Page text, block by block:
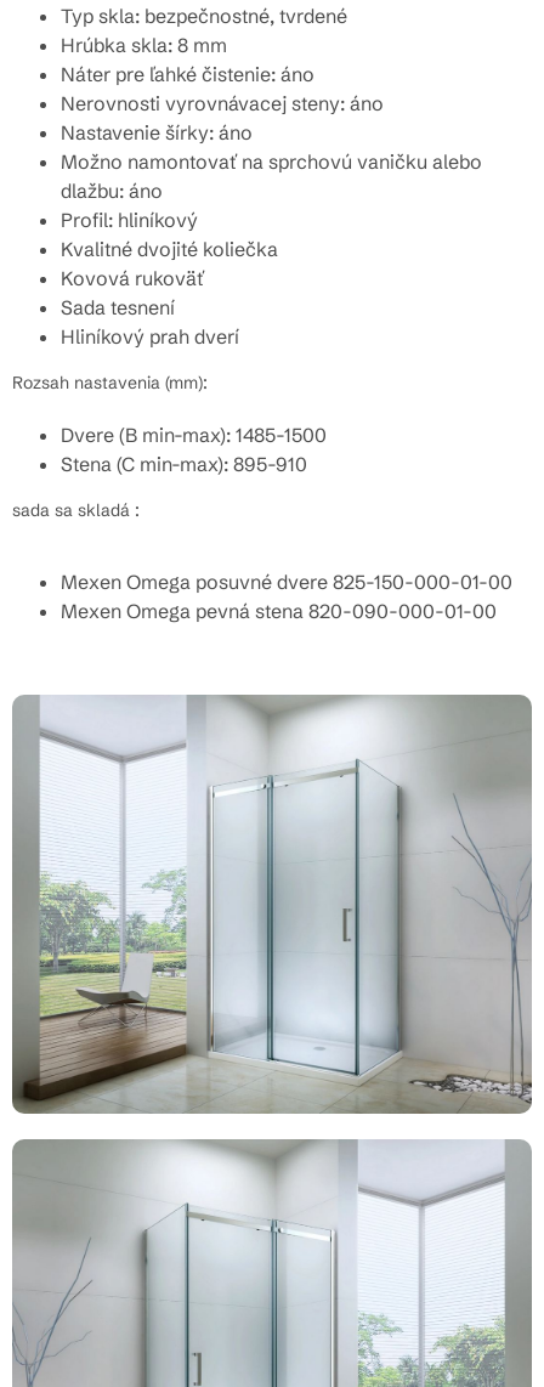
Typ skla: bezpečnostné, tvrdené
Hrúbka skla: 8 mm
Náter pre ľahké čistenie: áno
Nerovnosti vyrovnávacej steny: áno
Nastavenie šírky: áno
Možno namontovať na sprchovú vaničku alebo
dlažbu: áno
Profil: hliníkový
Kvalitné dvojité koliečka
Kovová rukoväť
Sada tesnení
Hliníkový prah dverí
Rozsah nastavenia (mm):
Dvere (B min-max): 1485-1500
Stena (C min-max): 895-910
sada sa skladá :
Mexen Omega posuvné dvere 825-150-000-01-00
Mexen Omega pevná stena 820-090-000-01-00